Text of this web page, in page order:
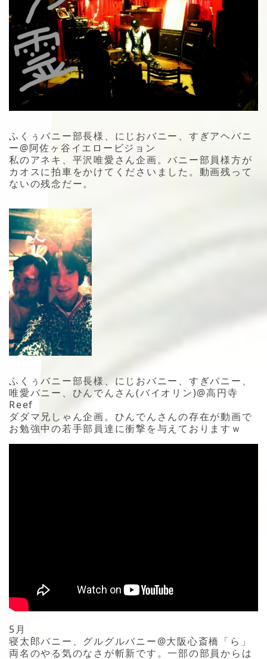
ふくぅバニー部長様、にじおバニー、すぎアヘバニ
ー@阿佐ヶ谷イエロービジョン
私のアネキ、平沢唯愛さん企画。バニー部員様方が
カオスに拍車をかけてくださいました。動画残って
ないの残念だー。
ふくぅバニー部長様、にじおバニー、すぎバニー、
唯愛バニー、ひんでんさん(バイオリン)@高円寺
Reef
ダダマ兄しゃん企画。ひんでんさんの存在が動画で
お勉強中の若手部員達に衝撃を与えておりますｗ
5月
寝太郎バニー、グルグルバニー@大阪心斎橋「ら」
両名のやる気のなさが斬新です。一部の部員からは